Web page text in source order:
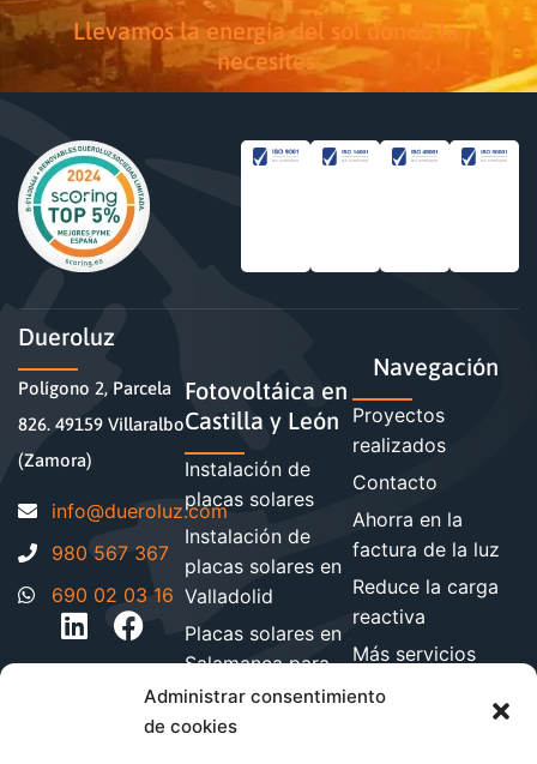
Administrar consentimiento
de cookies
Llevamos la energía del sol donde la
necesites
Dueroluz
Polígono 2, Parcela
826. 49159 Villaralbo
(Zamora)
moc.zuloreud@ofni
980 567 367
690 02 03 16
Fotovoltáica en
Castilla y León
Instalación de
placas solares
Instalación de
placas solares en
Valladolid
Placas solares en
Salamanca para
hogares y
empresa
Navegación
Proyectos
realizados
Contacto
Ahorra en la
factura de la luz
Reduce la carga
reactiva
Más servicios
energéticos
Blog de energía y